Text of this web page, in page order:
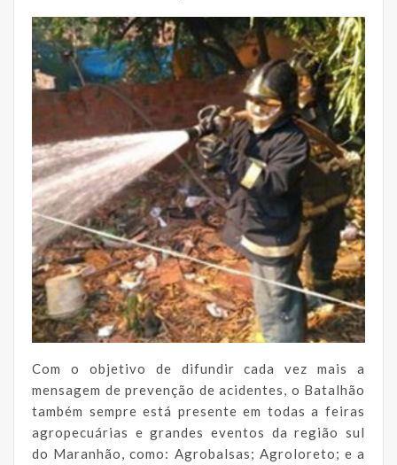
Com o objetivo de difundir cada vez mais a
mensagem de prevenção de acidentes, o Batalhão
também sempre está presente em todas a feiras
agropecuárias e grandes eventos da região sul
do Maranhão, como: Agrobalsas; Agroloreto; e a